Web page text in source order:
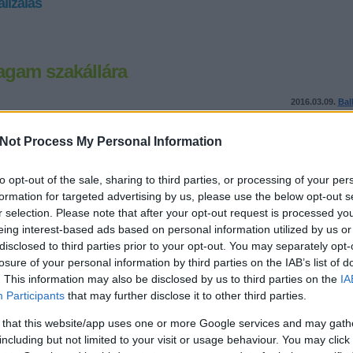
Process My Personal Information
opt-out of the sale, sharing to third parties, or processing of your
for targeted advertising by us, please use the below opt-out
selection. Please note that after your opt-out request is processed
interest-based ads based on personal information utilized by us
to third parties prior to your opt-out. You may separately
of your personal information by third parties on the IAB’s list of
This information may also be disclosed by us to third parties on the
Participants that may further disclose it to other third parties.
that this website/app uses one or more Google services and may
but not limited to your visit or usage behaviour. You may
szakállára
2016.03.09.
nemzettudat-gyakorlás terén ért csalódásaim játszhattak közre,
maradéktalanul. Ha kialakult volna bármilyen…
Tetszik 0
Címkék: közösség közélet sms pirézek tárki télikert